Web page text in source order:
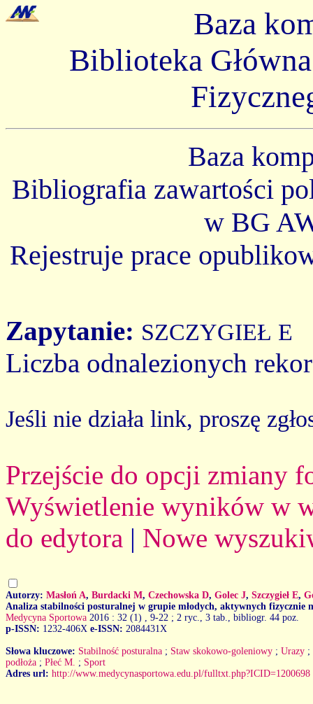
Baza
Biblioteka
Baza
Bibliografia zawartości
w BG
Rejestruje prace
Zapytanie: SZCZYGIEŁ E
Liczba odnalezionych
Jeśli nie działa link, proszę
Przejście do opcji zmiany
Wyświetlenie wyników w
do edytora | Nowe
Autorzy: Masłoń A, Burdacki M, Czechowska D, Golec J, Szczygieł E,
Analiza stabilności posturalnej w grupie młodych, aktywnych fizycznie
Medycyna Sportowa 2016 : 32 (1)
, 9-22 ; 2 ryc., 3 tab., bibliogr. 44 poz.
p-ISSN: 1232-406X e-ISSN: 2084431X
Słowa kluczowe: Stabilność posturalna ; Staw skokowo-goleniowy ; Urazy ;
podłoża ; Płeć M. ; Sport
Adres url: http://www.medycynasportowa.edu.pl/fulltxt.php?ICID=1200698